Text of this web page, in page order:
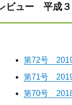
ビュー 平成
第72号
第71号
第70号